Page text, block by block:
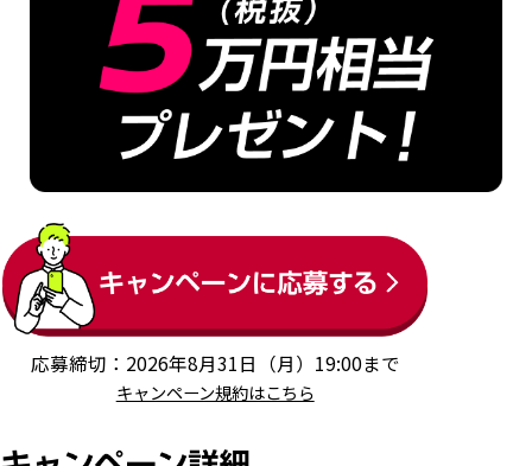
応募締切：2026年8月31日（月）19:00まで
キャンペーン規約はこちら